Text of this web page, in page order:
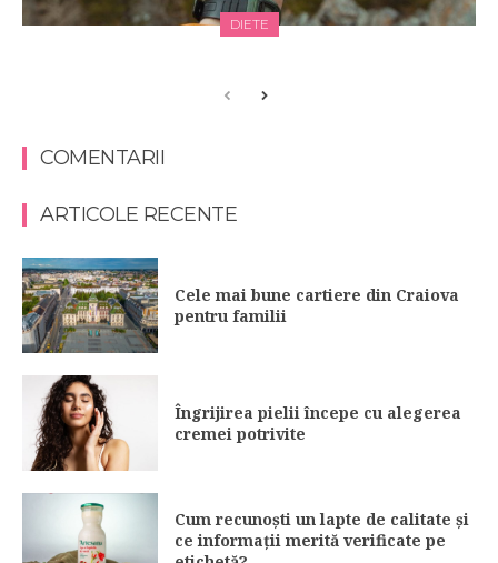
DIETE
COMENTARII
ARTICOLE RECENTE
Cele mai bune cartiere din Craiova
pentru familii
Îngrijirea pielii începe cu alegerea
cremei potrivite
Cum recunoști un lapte de calitate și
ce informații merită verificate pe